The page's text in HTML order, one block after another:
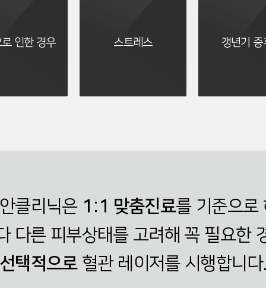
인한 경우 스트레스 갱년기 증
클리닉은 1:1 맞춤진료를 기준으로
다른 피부상태를 고려해 꼭 필요한
선택적으로혈관 레이저를 시행합니다